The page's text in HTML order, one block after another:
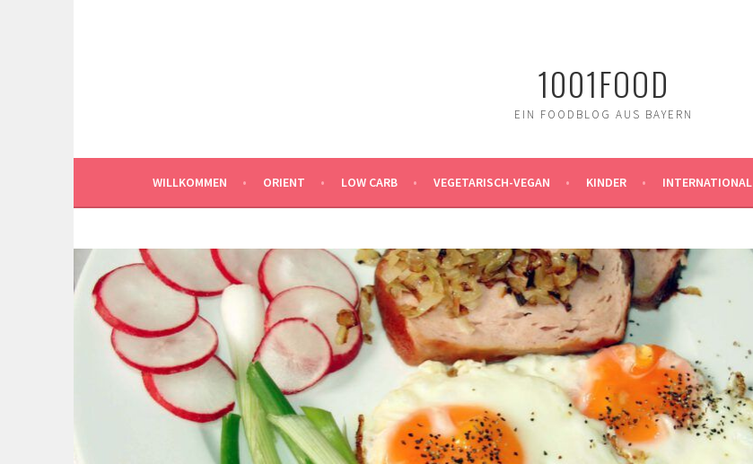
1001FOOD
EIN FOODBLOG AUS BAYERN
WILLKOMMEN ORIENT LOW CARB VEGETARISCH-VEGAN KINDER INTERNATIONAL